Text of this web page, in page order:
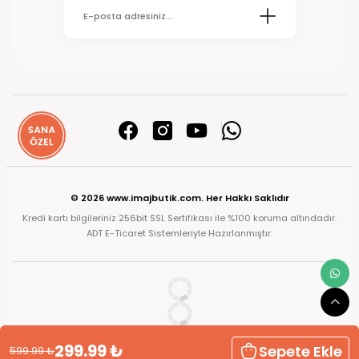
599.99₺299.99₺ Sepete Ekle
© 2026 www.imajbutik.com. Her Hakkı Saklıdır
Kredi kartı bilgileriniz 256bit SSL Sertifikası ile %100 koruma altındadır.
ADT E-Ticaret Sistemleriyle Hazırlanmıştır.